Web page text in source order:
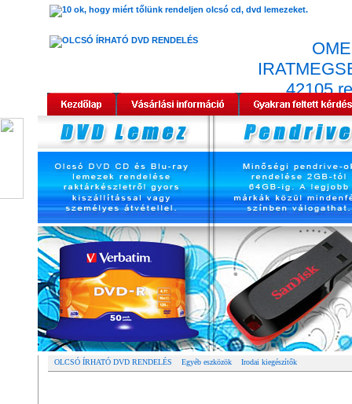
42105
OLCSÓ ÍRHATÓ DVD RENDELÉS Egyéb eszközök Irodai kiegészítők